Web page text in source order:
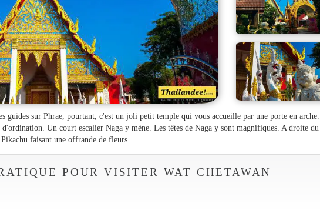
guides sur Phrae, pourtant, c'est un joli petit temple qui vous accueille par une porte en
Un court escalier Naga y mène. Les têtes de Naga y sont magnifiques. A droite
faisant une offrande de fleurs.
POUR VISITER WAT CHETAWAN